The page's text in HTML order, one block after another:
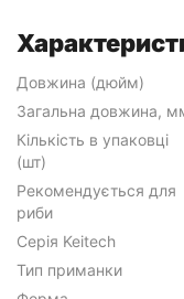
Довжина (дюйм)
Загальна довжина,
Кількість в упаковці
(шт)
Рекомендується для
риби
Серія Keitech
Тип приманки